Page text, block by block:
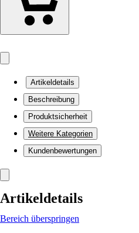
Artikeldetails
Beschreibung
Produktsicherheit
Weitere Kategorien
Kundenbewertungen
Artikeldetails
Bereich überspringen